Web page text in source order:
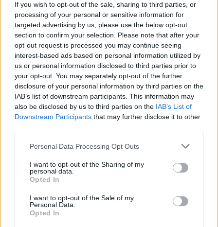
If you wish to opt-out of the sale, sharing to third parties, or
processing of your personal or sensitive information for
targeted advertising by us, please use the below opt-out
section to confirm your selection. Please note that after your
opt-out request is processed you may continue seeing
interest-based ads based on personal information utilized by
us or personal information disclosed to third parties prior to
your opt-out. You may separately opt-out of the further
disclosure of your personal information by third parties on the
IAB’s list of downstream participants. This information may
also be disclosed by us to third parties on the IAB’s List of
Downstream Participants that may further disclose it to other
Personal Data Processing Opt Outs
I want to opt-out of the Sharing of my
personal data.
Opted In
I want to opt-out of the Sale of my
Personal Data.
Opted In
GreenTank: Τάσεις στην κατανάλωση
& τις εισαγωγές ορυκτού αερίου –
Μάιος 2026
10 Ιουνίου 2026
ΣΧΕΤΙΚΑ ΑΡΘΡΑ